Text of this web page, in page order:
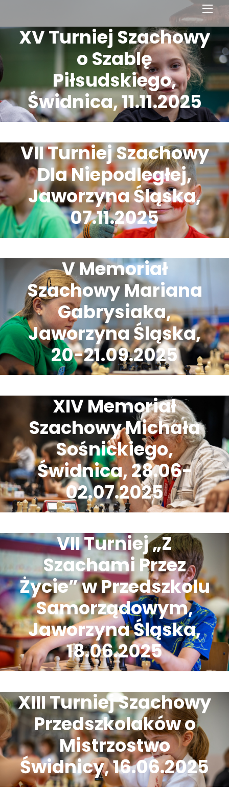
XV Turniej Szachowy
o Szablę
Piłsudskiego,
Świdnica, 11.11.2025
VII Turniej Szachowy
Dla Niepodległej,
Jaworzyna Śląska,
07.11.2025
V Memoriał
Szachowy Mariana
Gabrysiaka,
Jaworzyna Śląska,
20-21.09.2025
XIV Memoriał
Szachowy Michała
Sośnickiego,
Świdnica, 28.06-
02.07.2025
VII Turniej „Z
Szachami Przez
Życie” w Przedszkolu
Samorządowym,
Jaworzyna Śląska,
18.06.2025
XIII Turniej Szachowy
Przedszkolaków o
Mistrzostwo
Świdnicy, 16.06.2025